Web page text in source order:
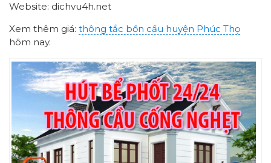
Website: dichvu4h.net
Xem thêm giá: thông tắc bồn cầu huyện Phúc Thọ
hôm nay.